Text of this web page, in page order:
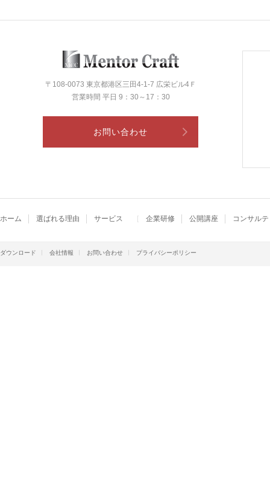
〒108-0073 東京都港区三田4-1-7 広栄ビル4Ｆ
営業時間 平日 9：30～17：30
お問い合わせ
ホーム 選ばれる理由 サービス 企業研修 公開講座 コンサル
ダウンロード 会社情報 お問い合わせ プライバシーポリシー